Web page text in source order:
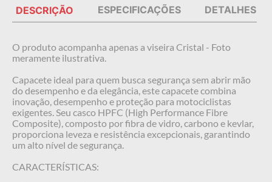
DESCRIÇÃO ESPECIFICAÇÕES DETALHES
O produto acompanha apenas a viseira Cristal - Foto
meramente ilustrativa.
Capacete ideal para quem busca segurança sem abrir mão
do desempenho e da elegância, este capacete combina
inovação, desempenho e proteção para motociclistas
exigentes. Seu casco HPFC (High Performance Fibre
Composite), composto por fibra de vidro, carbono e kevlar,
proporciona leveza e resistência excepcionais, garantindo
um alto nível de segurança.
CARACTERÍSTICAS: